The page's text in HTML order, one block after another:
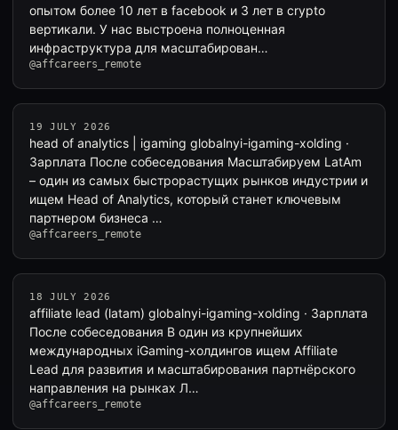
опытом более 10 лет в facebook и 3 лет в crypto
вертикали. У нас выстроена полноценная
инфраструктура для масштабирован…
@affcareers_remote
19 JULY 2026
head of analytics | igaming globalnyi-igaming-xolding ·
Зарплата После собеседования Масштабируем LatAm
– один из самых быстрорастущих рынков индустрии и
ищем Head of Analytics, который станет ключевым
партнером бизнеса …
@affcareers_remote
18 JULY 2026
affiliate lead (latam) globalnyi-igaming-xolding · Зарплата
После собеседования В один из крупнейших
международных iGaming-холдингов ищем Affiliate
Lead для развития и масштабирования партнёрского
направления на рынках Л…
@affcareers_remote